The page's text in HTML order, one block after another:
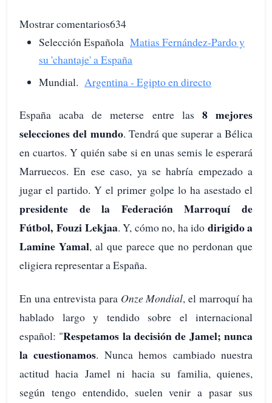
Mostrar comentarios634
Selección Española Matias Fernández-Pardo y
su 'chantaje' a España
Mundial. Argentina - Egipto en directo
España acaba de meterse entre las 8 mejores
selecciones del mundo. Tendrá que superar a Bélica
en cuartos. Y quién sabe si en unas semis le esperará
Marruecos. En ese caso, ya se habría empezado a
jugar el partido. Y el primer golpe lo ha asestado el
presidente de la Federación Marroquí de
Fútbol, Fouzi Lekjaa. Y, cómo no, ha ido dirigido a
Lamine Yamal, al que parece que no perdonan que
eligiera representar a España.
En una entrevista para Onze Mondial, el marroquí ha
hablado largo y tendido sobre el internacional
español: "Respetamos la decisión de Jamel; nunca
la cuestionamos. Nunca hemos cambiado nuestra
actitud hacia Jamel ni hacia su familia, quienes,
según tengo entendido, suelen venir a pasar sus